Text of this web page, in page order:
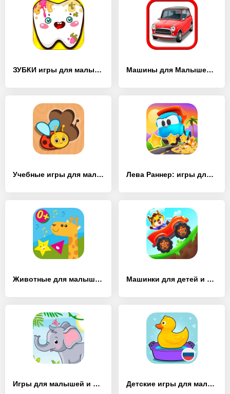
ЗУБКИ игры для малышей детей! - [MOD Бесконечные монеты] Машины для Малышей - [MOD Много монет]
Учебные игры для малышей 2+ - [MOD Бесконечные деньги] Лева Раннер: игры для малышей - [MOD Много монет]
Животные для малышей от 1 года - [MOD Бесконечные монеты] Машинки для детей и малышей - [MOD Много монет]
Игры для малышей и детей 2,3,4 - [MOD Бесконечные деньги] Детские игры для малышей 2-4 л - [MOD Много монет]